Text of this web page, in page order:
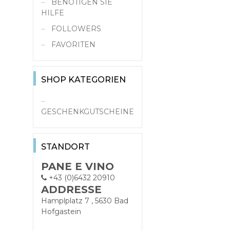
BENÖTIGEN SIE
HILFE
FOLLOWERS
FAVORITEN
SHOP KATEGORIEN
GESCHENKGUTSCHEINE
STANDORT
PANE E VINO
+43 (0)6432 20910
ADDRESSE
Hamplplatz 7 , 5630 Bad
Hofgastein